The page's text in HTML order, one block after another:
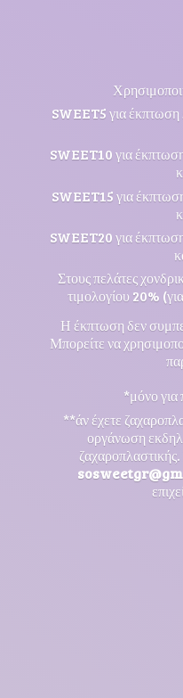
SWEET5 για έκπτωση
SWEET10 για
SWEET15 για
SWEET20 για
Στους πελάτες
τιμολογίου 20%
Η έκπτωση δεν
Μπορείτε να
*μόνο για
**άν έχετε
οργάνωση